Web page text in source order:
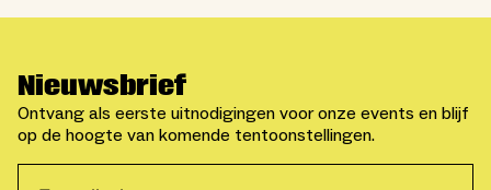
Nieuwsbrief
Ontvang als eerste uitnodigingen voor onze events en blijf
op de hoogte van komende tentoonstellingen.